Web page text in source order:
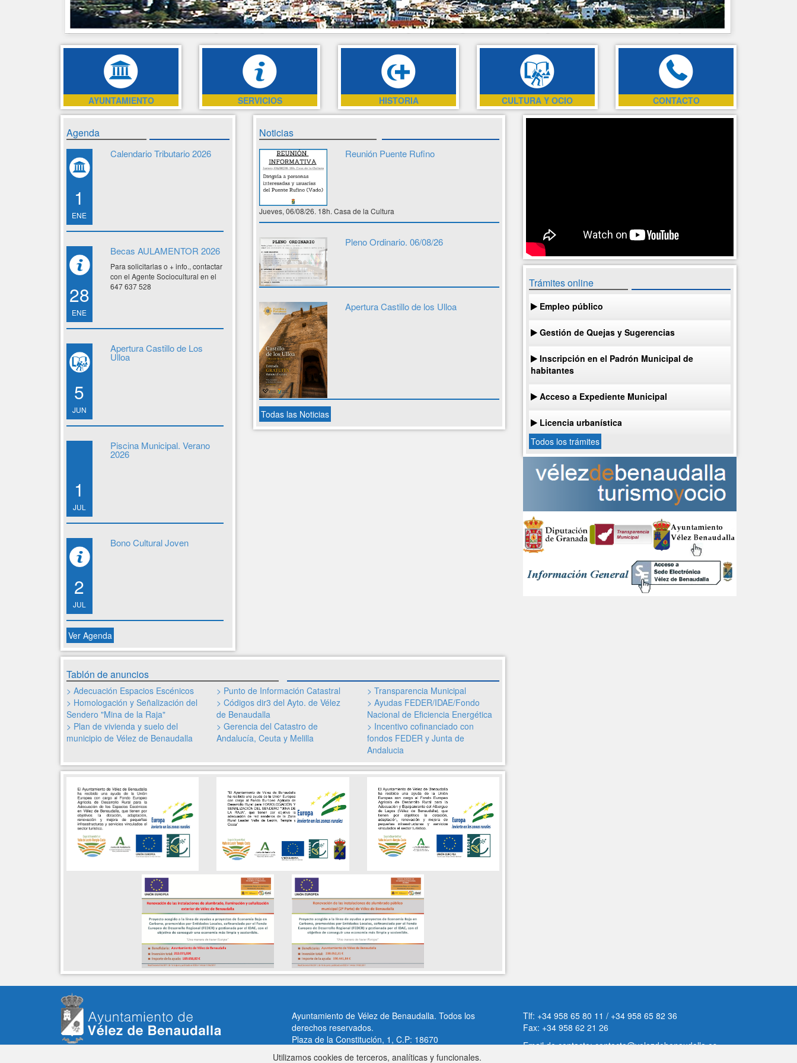
AYUNTAMIENTO SERVICIOS HISTORIA CULTURA Y OCIO CONTACTO
Agenda
1
ENE
Calendario Tributario 2026
28
ENE
Becas AULAMENTOR 2026
Para solicitarlas o + info., contactar
con el Agente Sociocultural en el
647 637 528
5
JUN
Apertura Castillo de Los
Ulloa
1
JUL
Piscina Municipal. Verano
2026
2
JUL
Bono Cultural Joven
Ver Agenda
Noticias
Reunión Puente Rufino
Jueves, 06/08/26. 18h. Casa de la Cultura
Pleno Ordinario. 06/08/26
Apertura Castillo de los Ulloa
Todas las Noticias
Tablón de anuncios
> Adecuación Espacios Escénicos > Punto de Información Catastral
> Transparencia Municipal
> Homologación y Señalización del
Sendero "Mina de la Raja"
> Códigos dir3 del Ayto. de Vélez
de Benaudalla
> Ayudas FEDER/IDAE/Fondo
Nacional de Eficiencia Energética
> Plan de vivienda y suelo del
municipio de Vélez de Benaudalla
> Gerencia del Catastro de
Andalucía, Ceuta y Melilla
> Incentivo cofinanciado con
fondos FEDER y Junta de
Andalucia
Trámites online
Empleo público
Gestión de Quejas y Sugerencias
Inscripción en el Padrón Municipal de
habitantes
Acceso a Expediente Municipal
Licencia urbanística
Todos los trámites
Ayuntamiento de Vélez de Benaudalla. Todos los
derechos reservados.
Plaza de la Constitución, 1, C.P: 18670
Vélez de Benaudalla, Granada (España)
Tlf: +34 958 65 80 11 / +34 958 65 82 36
Fax: +34 958 62 21 26
Email de contacto: contacto@velezdebenaudalla.es
Utilizamos cookies de terceros, analíticas y funcionales.